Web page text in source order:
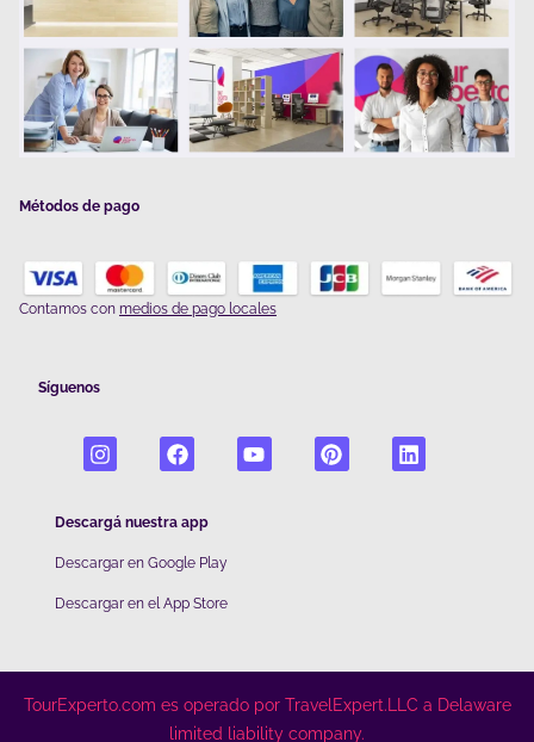
Métodos de pago
Contamos con medios de pago locales
Síguenos
Descargá nuestra app
Descargar en Google Play
Descargar en el App Store
TourExperto.com es operado por TravelExpert.LLC a Delaware
limited liability company.